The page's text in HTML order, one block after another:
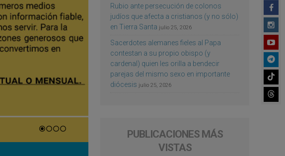
Rubio ante persecución de colonos
judíos que afecta a cristianos (y no sólo)
en Tierra Santa julio 25, 2026
Sacerdotes alemanes fieles al Papa
contestan a su propio obispo (y
cardenal) quien les orilla a bendecir
parejas del mismo sexo en importante
diócesis julio 25, 2026
PUBLICACIONES MÁS
VISTAS